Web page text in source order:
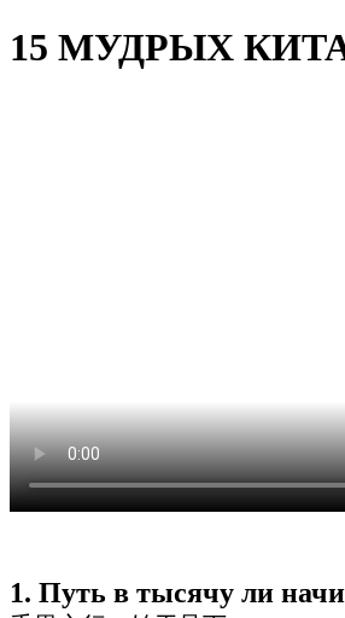
15 МУДРЫХ
1. Путь в тысячу ли